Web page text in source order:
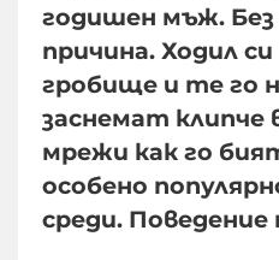
годишен мъж. Без
причина. Ходил
гробище и те го
заснемат клипче
мрежи как го
особено
среди.